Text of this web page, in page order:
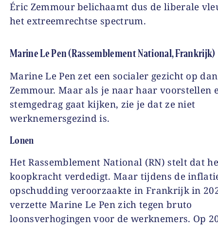
Éric Zemmour belichaamt dus de liberale
het extreemrechtse spectrum.
Marine Le Pen (Rassemblement National, Frankrijk)
Marine Le Pen zet een socialer gezicht op
Zemmour. Maar als je naar haar voorstellen
stemgedrag gaat kijken, zie je dat ze niet
werknemersgezind is.
Lonen
Het Rassemblement National (RN) stelt dat
koopkracht verdedigt. Maar tijdens de
opschudding veroorzaakte in Frankrijk in
verzette Marine Le Pen zich tegen bruto
loonsverhogingen voor de werknemers. Op